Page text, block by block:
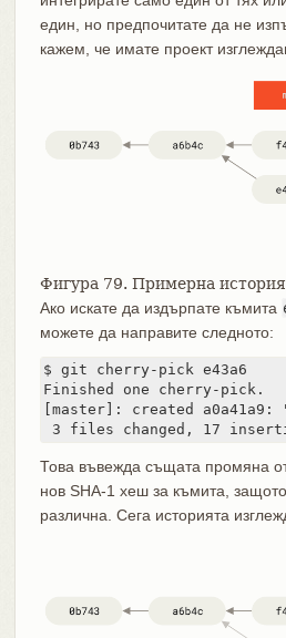
един, но предпочитате да не
кажем, че имате проект
Фигура 79. Примерна
Ако искате да издърпате къмита
можете да направите следното:
$ git cherry-pick e43a6
Finished one cherry-pick.
[master]: created
3 files changed, 17
Това въвежда същата промяна
нов SHA-1 хеш за къмита,
различна. Сега историята